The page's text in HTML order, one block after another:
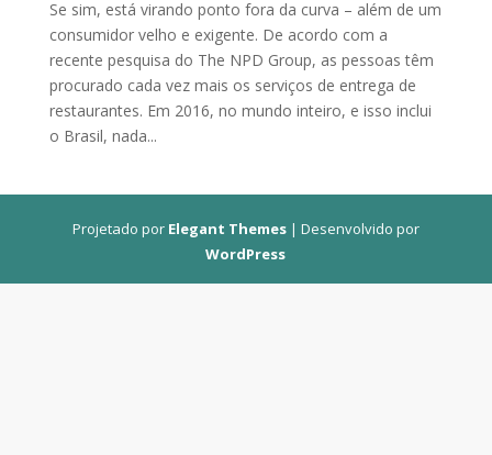
Se sim, está virando ponto fora da curva – além de um
consumidor velho e exigente. De acordo com a
recente pesquisa do The NPD Group, as pessoas têm
procurado cada vez mais os serviços de entrega de
restaurantes. Em 2016, no mundo inteiro, e isso inclui
o Brasil, nada...
Projetado por Elegant Themes| Desenvolvido por
WordPress